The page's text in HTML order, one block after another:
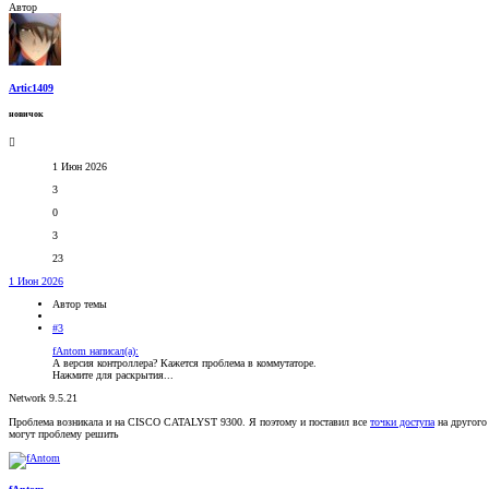
Автор
Artic1409
новичок
1 Июн 2026
3
0
3
23
1 Июн 2026
Автор темы
#3
fAntom написал(а):
А версия контроллера? Кажется проблема в коммутаторе.
Нажмите для раскрытия...
Network 9.5.21
Проблема возникала и на CISCO CATALYST 9300. Я поэтому и поставил все точки доступа на
могут проблему решить